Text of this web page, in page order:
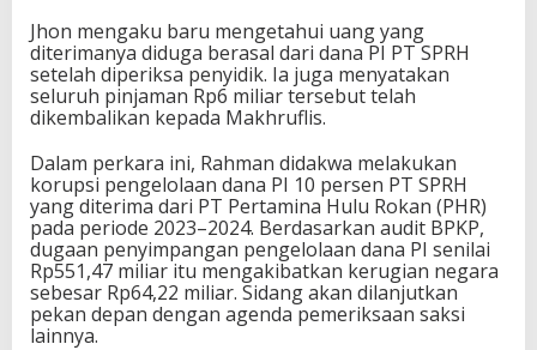
Jhon mengaku baru mengetahui uang yang
diterimanya diduga berasal dari dana PI PT SPRH
setelah diperiksa penyidik. Ia juga menyatakan
seluruh pinjaman Rp6 miliar tersebut telah
dikembalikan kepada Makhruflis.
Dalam perkara ini, Rahman didakwa melakukan
korupsi pengelolaan dana PI 10 persen PT SPRH
yang diterima dari PT Pertamina Hulu Rokan (PHR)
pada periode 2023–2024. Berdasarkan audit BPKP,
dugaan penyimpangan pengelolaan dana PI senilai
Rp551,47 miliar itu mengakibatkan kerugian negara
sebesar Rp64,22 miliar. Sidang akan dilanjutkan
pekan depan dengan agenda pemeriksaan saksi
lainnya.